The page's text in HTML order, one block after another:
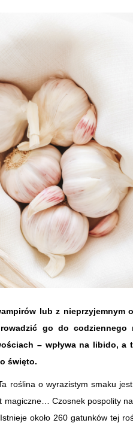
lub z nieprzyjemnym
go do codziennego
– wpływa na libido, a
święto.
roślina o wyrazistym smaku
magiczne… Czosnek pospolity
około 260 gatunków tej